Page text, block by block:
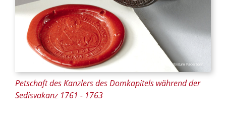
© Ansgar Hoffmann / Erzbistum Paderborn
Petschaft des Kanzlers des Domkapitels während der
Sedisvakanz 1761 - 1763